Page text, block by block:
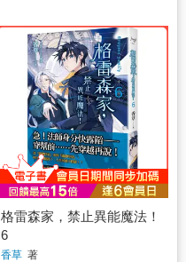
格雷森家，禁止異能魔法！
6
香草 著